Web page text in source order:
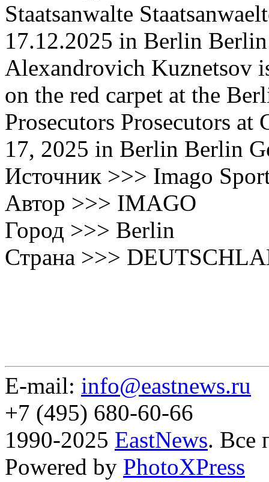
Staatsanwalte
17.12.2025 in Berlin
Alexandrovich Kuznetsov
on the red carpet at the
Prosecutors Prosecutors
17, 2025 in Berlin Berlin
Источник >>> Imago
Автор >>> IMAGO
Город >>> Berlin
Страна >>>
E-mail: info@eastnews.ru
+7 (495) 680-60-66
1990-2025 EastNews. Все
Powered by PhotoXPress